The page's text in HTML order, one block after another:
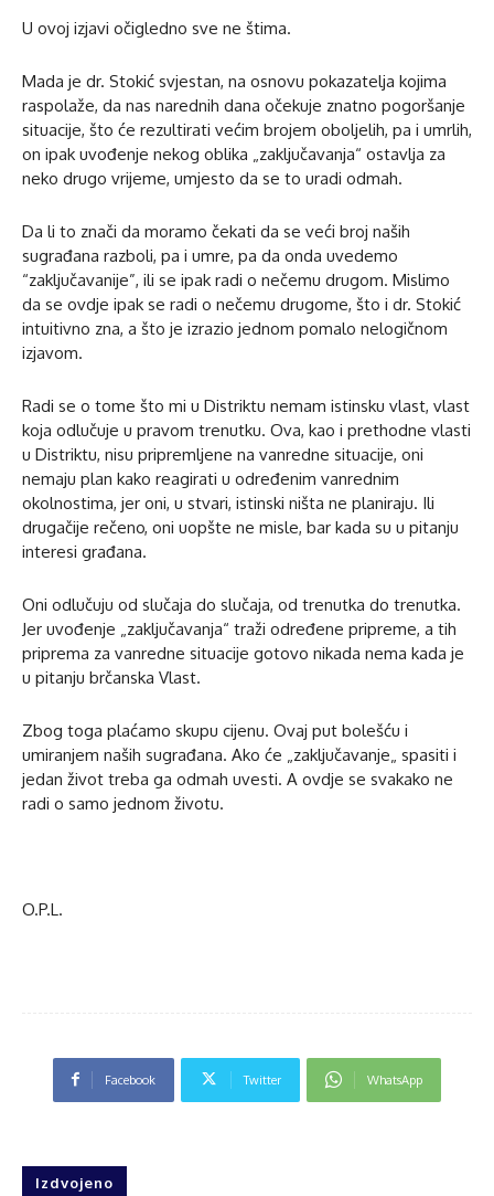
U ovoj izjavi očigledno sve ne štima.
Mada je dr. Stokić svjestan, na osnovu pokazatelja kojima
raspolaže, da nas narednih dana očekuje znatno pogoršanje
situacije, što će rezultirati većim brojem oboljelih, pa i umrlih,
on ipak uvođenje nekog oblika „zaključavanja“ ostavlja za
neko drugo vrijeme, umjesto da se to uradi odmah.
Da li to znači da moramo čekati da se veći broj naših
sugrađana razboli, pa i umre, pa da onda uvedemo
“zaključavanije”, ili se ipak radi o nečemu drugom. Mislimo
da se ovdje ipak se radi o nečemu drugome, što i dr. Stokić
intuitivno zna, a što je izrazio jednom pomalo nelogičnom
izjavom.
Radi se o tome što mi u Distriktu nemam istinsku vlast, vlast
koja odlučuje u pravom trenutku. Ova, kao i prethodne vlasti
u Distriktu, nisu pripremljene na vanredne situacije, oni
nemaju plan kako reagirati u određenim vanrednim
okolnostima, jer oni, u stvari, istinski ništa ne planiraju. Ili
drugačije rečeno, oni uopšte ne misle, bar kada su u pitanju
interesi građana.
Oni odlučuju od slučaja do slučaja, od trenutka do trenutka.
Jer uvođenje „zaključavanja“ traži određene pripreme, a tih
priprema za vanredne situacije gotovo nikada nema kada je
u pitanju brčanska Vlast.
Zbog toga plaćamo skupu cijenu. Ovaj put bolešću i
umiranjem naših sugrađana. Ako će „zaključavanje„ spasiti i
jedan život treba ga odmah uvesti. A ovdje se svakako ne
radi o samo jednom životu.
O.P.L.
Facebook Twitter WhatsApp
Izdvojeno